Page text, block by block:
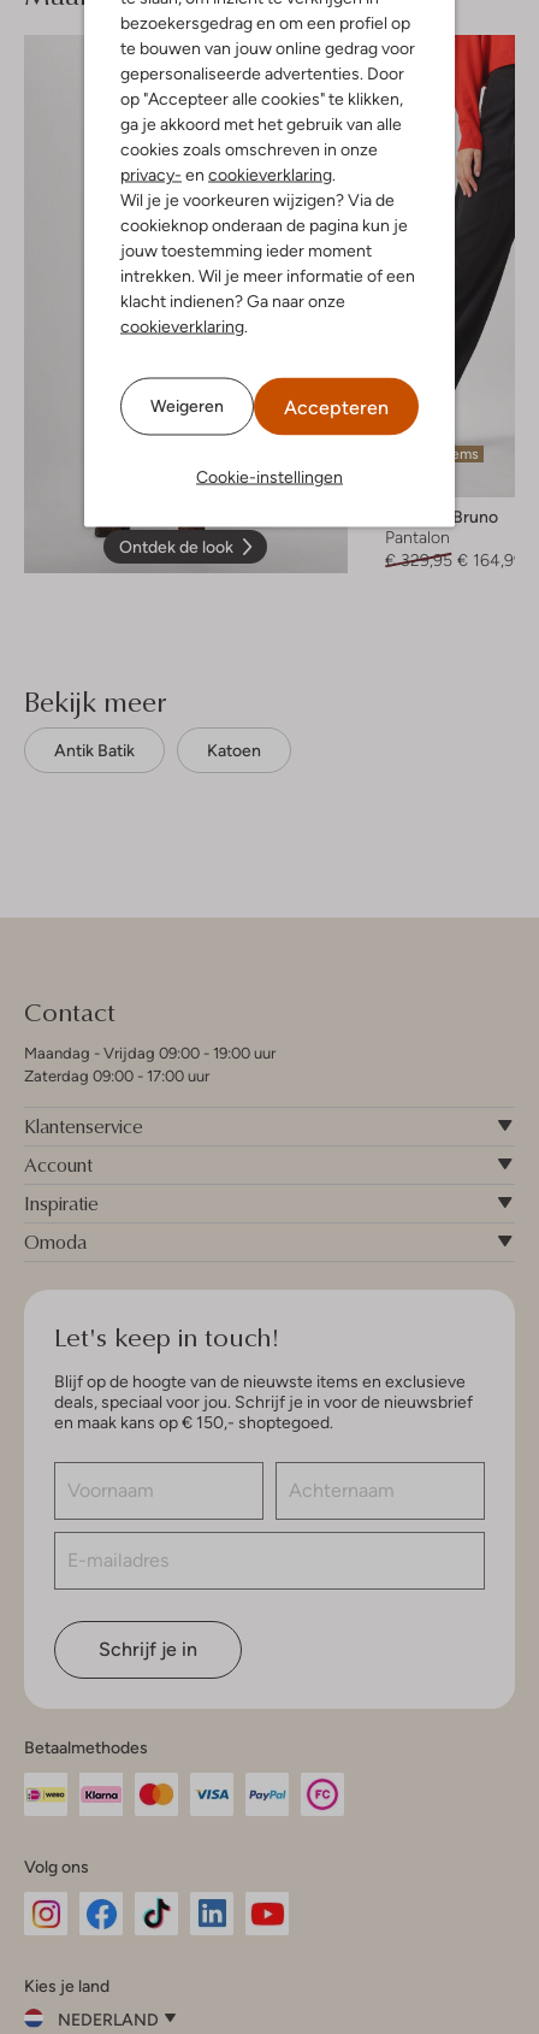
bezoekersgedrag en om een profiel op
te bouwen van jouw online gedrag voor
gepersonaliseerde advertenties. Door
op "Accepteer alle cookies" te klikken,
ga je akkoord met het gebruik van alle
cookies zoals omschreven in onze
privacy- en cookieverklaring
Wil je je voorkeuren wijzigen? Via de
cookieknop onderaan de pagina kun je
jouw toestemming ieder moment
intrekken. Wil je meer informatie of een
klacht indienen? Ga naar onze
cookieverklaring
Weigeren Accepteren
Cookie-instellingen
Ontdek de look
Laatste items
Vanessa Bruno
Pantalon
€ 329,95 € 164,99
Bekijk meer
Antik Batik Katoen
Contact
Maandag - Vrijdag 09:00 - 19:00 uur
Zaterdag 09:00 - 17:00 uur
Klantenservice
Account
Inspiratie
Omoda
Let's keep in touch!
Blijf op de hoogte van de nieuwste items en exclusieve
deals, speciaal voor jou. Schrijf je in voor de nieuwsbrief
en maak kans op € 150,- shoptegoed.
Schrijf je in
Betaalmethodes
Volg ons
InstagramFacebook
Kies je land
NEDERLAND